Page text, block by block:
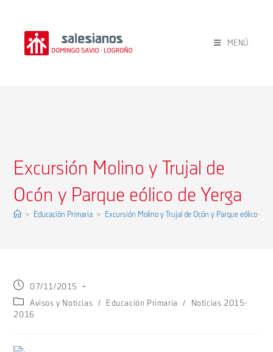
contenido
MENÚ
Excursión Molino y Trujal de
Ocón y Parque eólico de Yerga
> Educación Primaria > Excursión Molino y Trujal de Ocón y Parque eólico de
Publicación
de
la
entrada:
07/11/2015
Categoría
de
Avisos y Noticias / Educación Primaria /
Noticias 2015-
2016